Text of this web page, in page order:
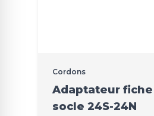
Cordons
Adaptateur fiche
socle 24S-24N